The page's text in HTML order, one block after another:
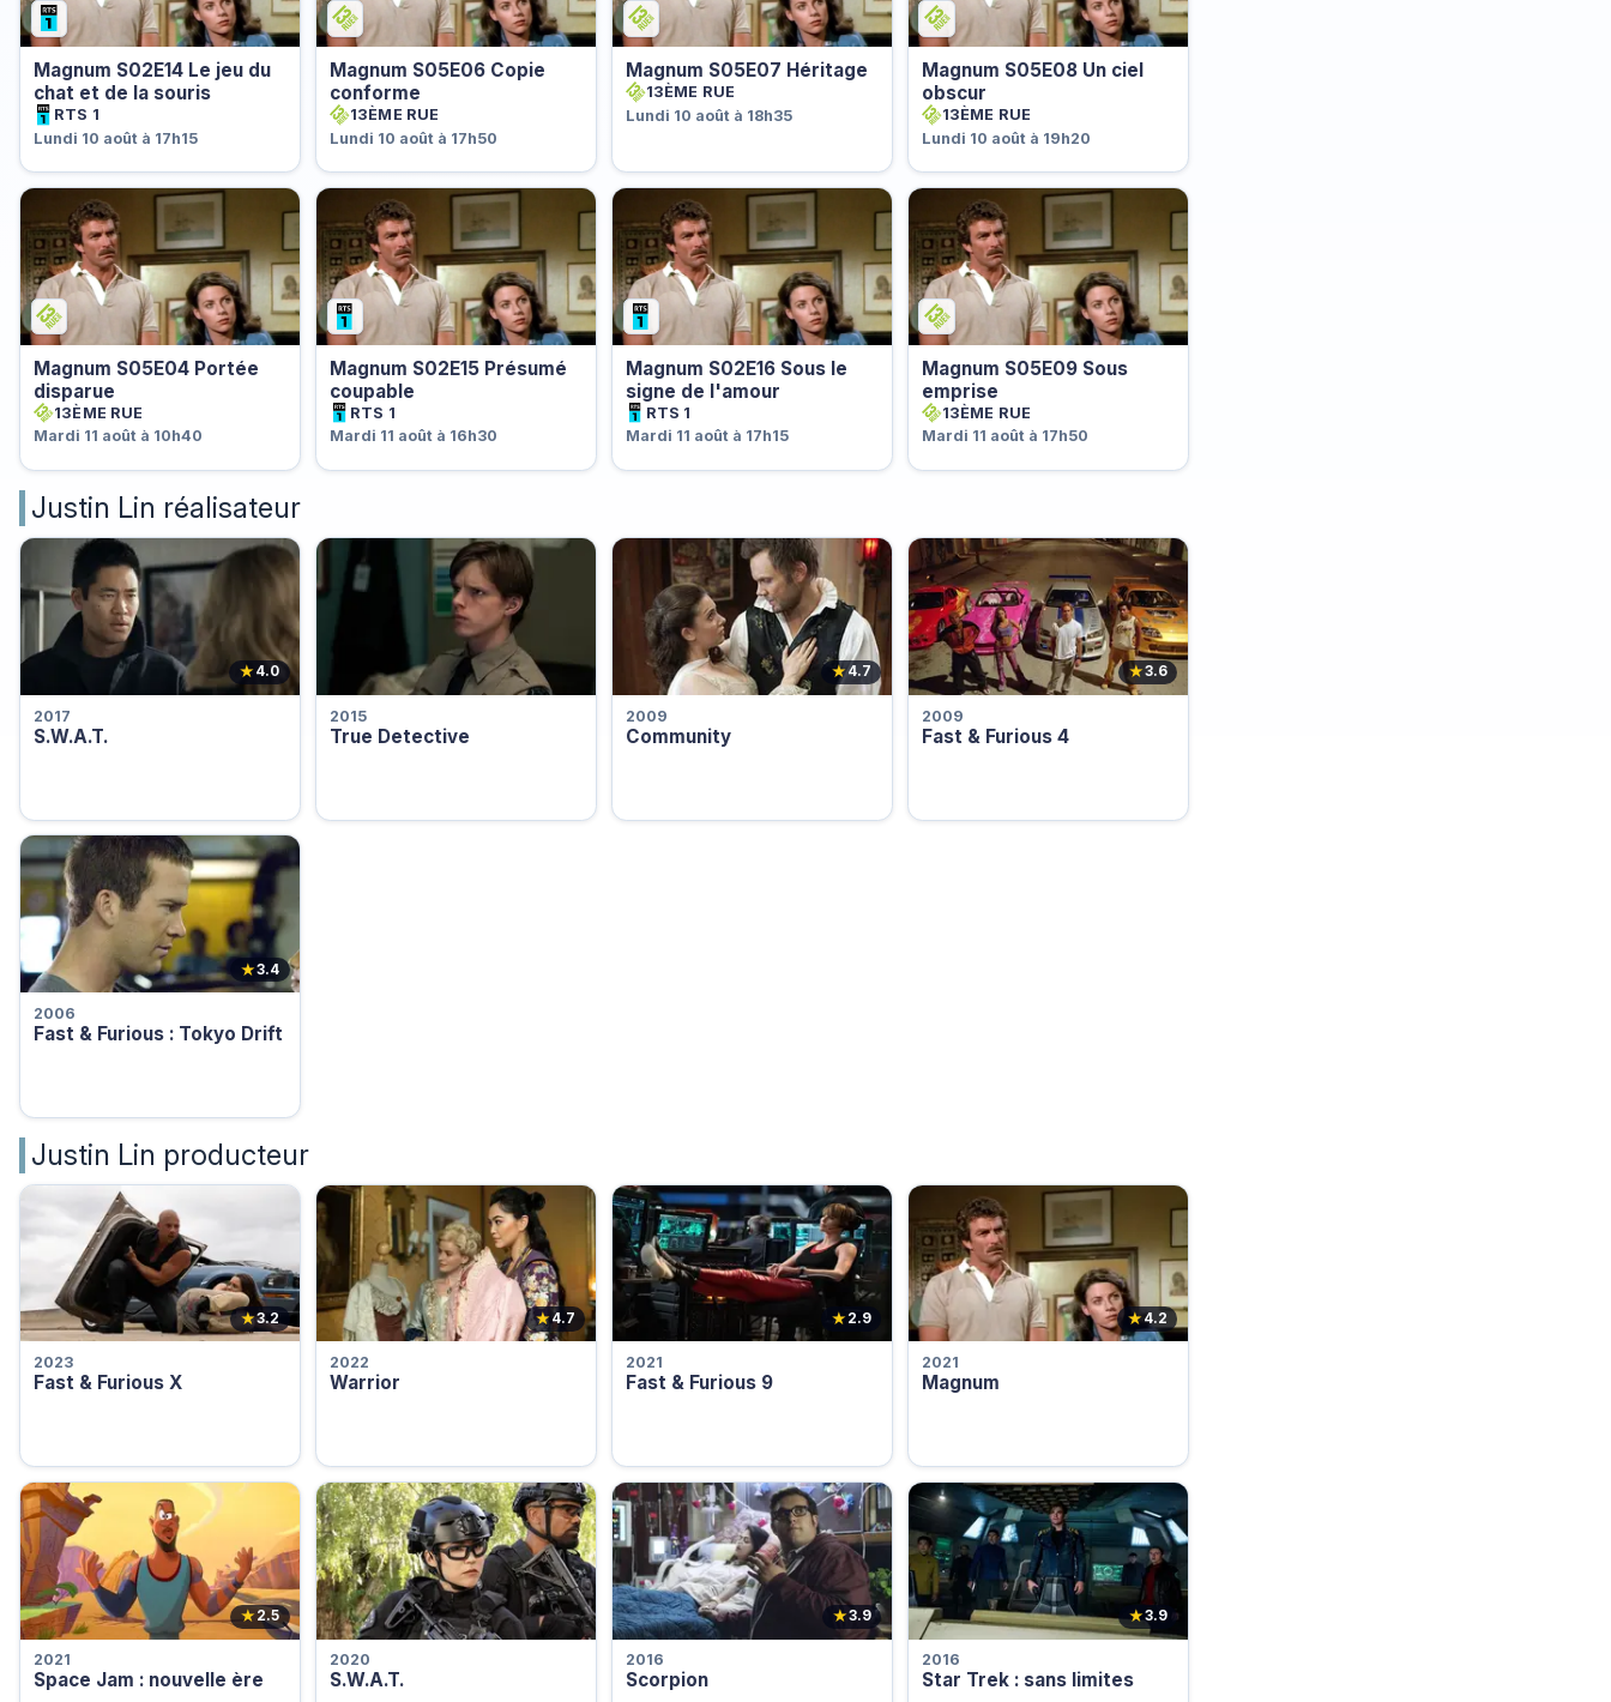
Magnum S02E14 Le jeu du
chat et de la souris
RTS 1
Lundi 10 août à 17h15
Magnum S05E06 Copie
conforme
13ÈME RUE
Lundi 10 août à 17h50
Magnum S05E07 Héritage
13ÈME RUE
Lundi 10 août à 18h35
Magnum S05E08 Un ciel
obscur
13ÈME RUE
Lundi 10 août à 19h20
Magnum S05E04 Portée
disparue
13ÈME RUE
Mardi 11 août à 10h40
Magnum S02E15 Présumé
coupable
RTS 1
Mardi 11 août à 16h30
Magnum S02E16 Sous le
signe de l'amour
RTS 1
Mardi 11 août à 17h15
Magnum S05E09 Sous
emprise
13ÈME RUE
Mardi 11 août à 17h50
Justin Lin réalisateur
★ 4.0
2017
S.W.A.T.
2015
True Detective
★4.7
2009
Community
★3.6
2009
Fast & Furious 4
★3.4
2006
Fast & Furious : Tokyo Drift
Justin Lin producteur
★3.2
2023
Fast & Furious X
★4.7
2022
Warrior
★ 2.9
2021
Fast & Furious 9
★4.2
2021
Magnum
★ 2.5
2021
Space Jam : nouvelle ère
2020
S.W.A.T.
★3.9
2016
Scorpion
★3.9
2016
Star Trek : sans limites